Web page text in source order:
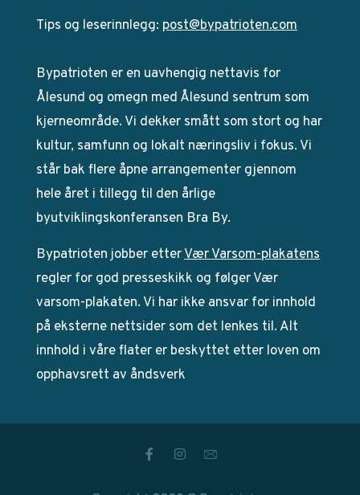
Tips og leserinnlegg: post@bypatrioten.com
Bypatrioten er en uavhengig nettavis for
Ålesund og omegn med Ålesund sentrum som
kjerneområde. Vi dekker smått som stort og har
kultur, samfunn og lokalt næringsliv i fokus. Vi
står bak flere åpne arrangementer gjennom
hele året i tillegg til den årlige
byutviklingskonferansen Bra By.
Bypatrioten jobber etterVær Varsom-plakatens
regler for god presseskikk og følger Vær
varsom-plakaten. Vi har ikke ansvar for innhold
på eksterne nettsider som det lenkes til. Alt
innhold i våre flater er beskyttet etter loven om
opphavsrett av åndsverk